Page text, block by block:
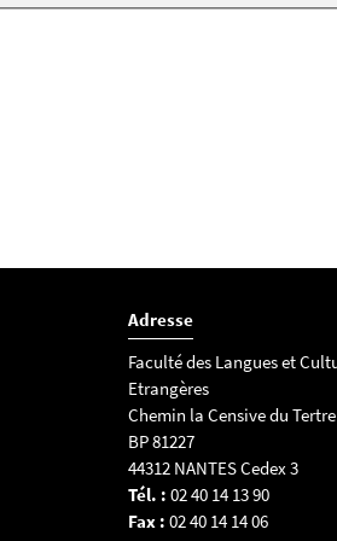
Adresse
Faculté des Langues et
Etrangères
Chemin la Censive du Tertre
BP 81227
44312 NANTES Cedex 3
Tél. : 02 40 14 13 90
Fax : 02 40 14 14 06